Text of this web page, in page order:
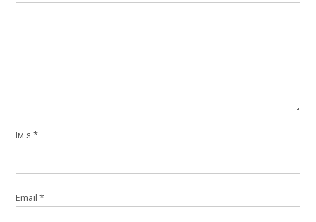
Ім'я*
Email*